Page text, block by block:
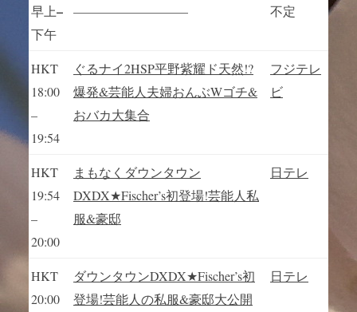
早上–
下午
————————— 不定
HKT
18:00
–
19:54
ぐるナイ2HSP平野紫耀ド天然!?
爆発&芸能人夫婦おんぶWゴチ&
おバカ大集合
フジテレ
ビ
HKT
19:54
–
20:00
まもなくダウンタウン
DXDX★Fischer’s初登場!芸能人私
服&豪邸
日テレ
HKT
20:00
ダウンタウンDXDX★Fischer’s初
登場!芸能人の私服&豪邸大公開
日テレ